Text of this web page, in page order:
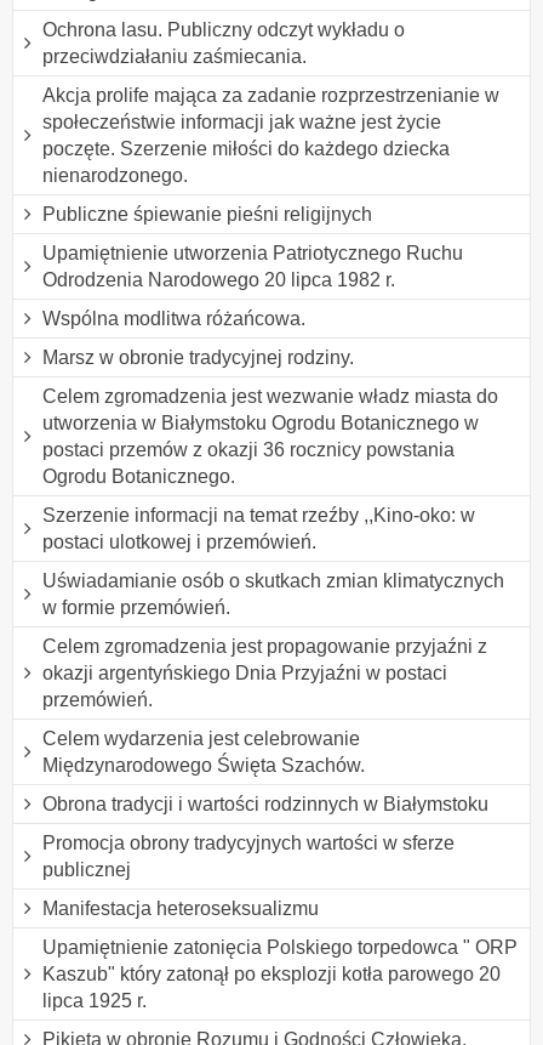
Ochrona lasu. Publiczny odczyt wykładu o
przeciwdziałaniu zaśmiecania.
Akcja prolife mająca za zadanie rozprzestrzenianie w
społeczeństwie informacji jak ważne jest życie
poczęte. Szerzenie miłości do każdego dziecka
nienarodzonego.
Publiczne śpiewanie pieśni religijnych
Upamiętnienie utworzenia Patriotycznego Ruchu
Odrodzenia Narodowego 20 lipca 1982 r.
Wspólna modlitwa różańcowa.
Marsz w obronie tradycyjnej rodziny.
Celem zgromadzenia jest wezwanie władz miasta do
utworzenia w Białymstoku Ogrodu Botanicznego w
postaci przemów z okazji 36 rocznicy powstania
Ogrodu Botanicznego.
Szerzenie informacji na temat rzeźby ,,Kino-oko: w
postaci ulotkowej i przemówień.
Uświadamianie osób o skutkach zmian klimatycznych
w formie przemówień.
Celem zgromadzenia jest propagowanie przyjaźni z
okazji argentyńskiego Dnia Przyjaźni w postaci
przemówień.
Celem wydarzenia jest celebrowanie
Międzynarodowego Święta Szachów.
Obrona tradycji i wartości rodzinnych w Białymstoku
Promocja obrony tradycyjnych wartości w sferze
publicznej
Manifestacja heteroseksualizmu
Upamiętnienie zatonięcia Polskiego torpedowca " ORP
Kaszub" który zatonął po eksplozji kotła parowego 20
lipca 1925 r.
Pikieta w obronie Rozumu i Godności Człowieka.